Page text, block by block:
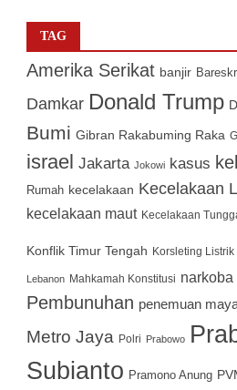
TAG
Amerika Serikat banjir
Damkar Donald Trump
Bumi Gibran Rakabuming Raka
israel Jakarta Jokowi kasus
Rumah kecelakaan Kecelakaan
kecelakaan maut Kecelakaan
Konflik Timur Tengah Korsleting Listrik
Lebanon Mahkamah Konstitusi narkoba
Pembunuhan penemuan
Metro Jaya
Polri Prabowo
Subianto Pramono Anung